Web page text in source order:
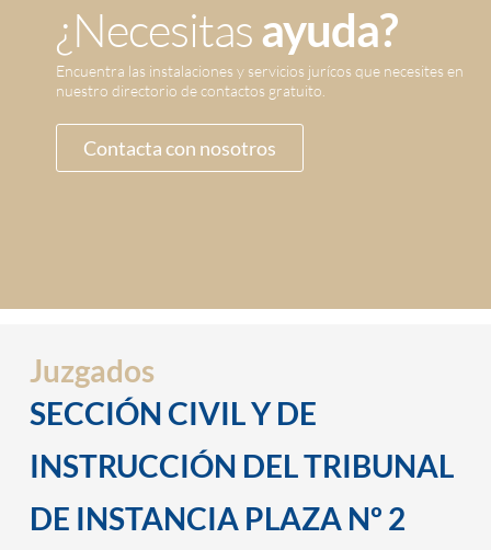
¿Necesitasayuda?
Encuentra las instalaciones y servicios jurícos que necesites en
nuestro directorio de contactos gratuito.
Contacta con nosotros
Juzgados
SECCIÓN CIVIL Y DE
INSTRUCCIÓN DEL TRIBUNAL
DE INSTANCIA PLAZA Nº 2